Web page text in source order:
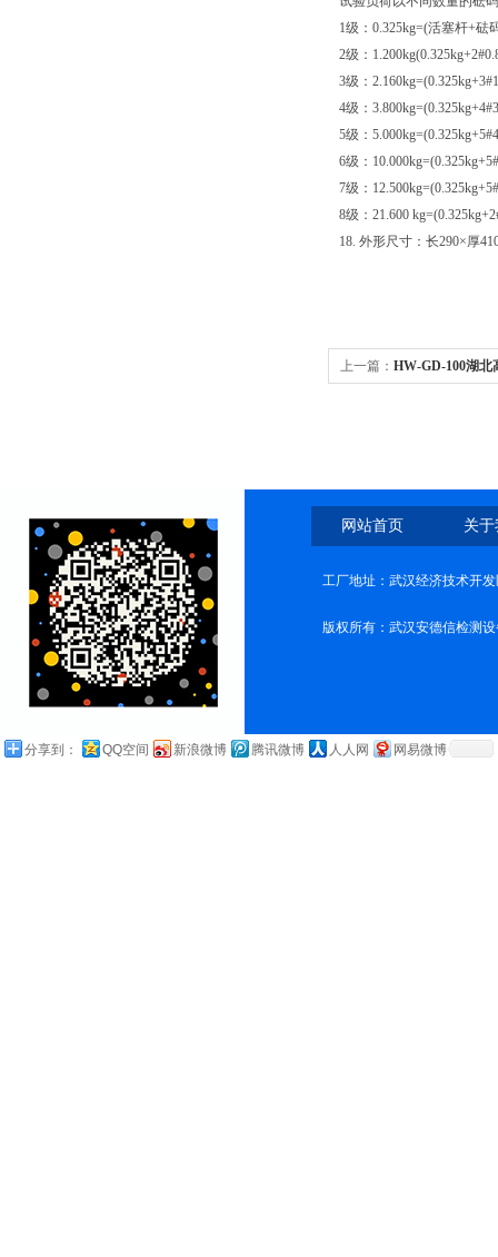
1级：0.325kg=(活塞杆+砝
2级：
3级：
4级：
5级：
6级：
7级：
8级：21.600
18. 外形尺寸：长290×厚
上一篇： HW-GD-100湖北
网站首页 关
工厂地址：武汉经济技术开
版权所有：武汉安德信检测
分享到： QQ空间 新浪微博 腾讯微博 人人网 网易微博